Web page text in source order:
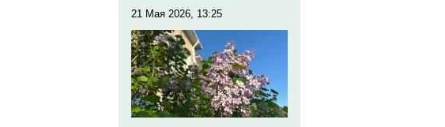
21 Мая 2026, 13:25